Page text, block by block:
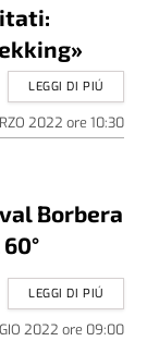
2022 ore 10:30
LEGGI DI PIÚ
Borbera
2022 ore 09:00
LEGGI DI PIÚ